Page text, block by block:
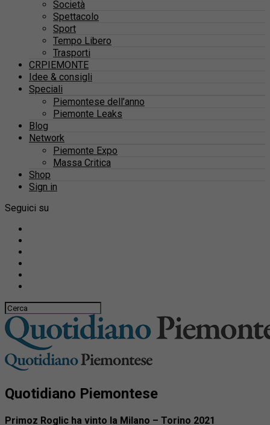
Società
Spettacolo
Sport
Tempo Libero
Trasporti
CRPIEMONTE
Idee & consigli
Speciali
Piemontese dell’anno
Piemonte Leaks
Blog
Network
Piemonte Expo
Massa Critica
Shop
Sign in
Seguici su
Quotidiano Piemontese
Primoz Roglic ha vinto la Milano – Torino 2021